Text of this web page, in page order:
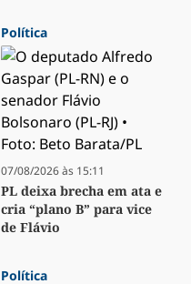
Política
07/08/2026 às 15:11
PL deixa brecha em ata e
cria “plano B” para vice
de Flávio
Política